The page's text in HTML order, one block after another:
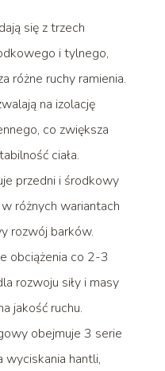
się z trzech
i tylnego,
różne ruchy ramienia.
na izolację
co zwiększa
ciała.
przedni i środkowy
różnych wariantach
rozwój barków.
obciążenia co 2-3
rozwoju siły i masy
jakość ruchu.
obejmuje 3 serie
hantli,